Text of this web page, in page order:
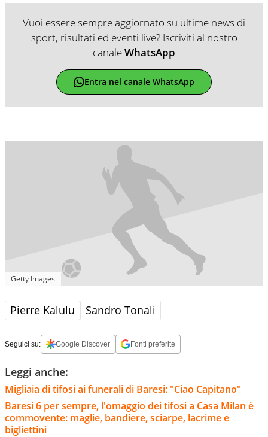
Vuoi essere sempre aggiornato su ultime news di
sport, risultati ed eventi live? Iscriviti al nostro
canaleWhatsApp
Entra nel canale WhatsApp
Getty Images
Pierre Kalulu Sandro Tonali
Seguici su: Google Discover Fonti preferite
Leggi anche:
Migliaia di tifosi ai funerali di Baresi: "Ciao Capitano"
Baresi 6 per sempre, l'omaggio dei tifosi a Casa Milan è
commovente: maglie, bandiere, sciarpe, lacrime e
bigliettini